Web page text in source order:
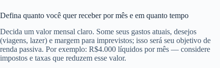
Defina quanto você quer receber por mês e em quanto tempo
Decida um valor mensal claro. Some seus gastos atuais, desejos
(viagens, lazer) e margem para imprevistos; isso será seu objetivo de
renda passiva. Por exemplo: R$4.000 líquidos por mês — considere
impostos e taxas que reduzem esse valor.